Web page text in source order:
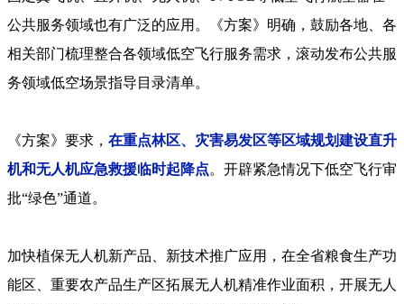
公共服务领域也有广泛的应用。《方案》明确，鼓励各地、各
相关部门梳理整合各领域低空飞行服务需求，滚动发布公共服
务领域低空场景指导目录清单。
《方案》要求， 在重点林区、灾害易发区等区域规划建设直升
机和无人机应急救援临时起降点。开辟紧急情况下低空飞行审
批“绿色”通道。
加快植保无人机新产品、新技术推广应用，在全省粮食生产功
能区、重要农产品生产区拓展无人机精准作业面积，开展无人